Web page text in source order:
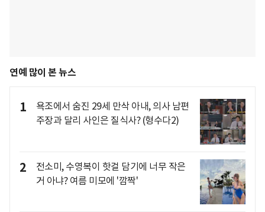
연예 많이 본 뉴스
1
욕조에서 숨진 29세 만삭 아내, 의사 남편
주장과 달리 사인은 질식사? (형수다2)
2
전소미, 수영복이 핫걸 담기에 너무 작은
거 아냐? 여름 미모에 '깜짝'